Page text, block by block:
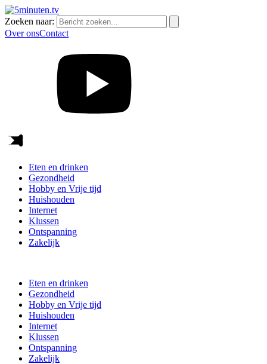
Zoeken naar:
Over onsContact
Eten en drinken
Gezondheid
Hobby en Vrije tijd
Huishouden
Internet
Klussen
Ontspanning
Zakelijk
Eten en drinken
Gezondheid
Hobby en Vrije tijd
Huishouden
Internet
Klussen
Ontspanning
Zakelijk